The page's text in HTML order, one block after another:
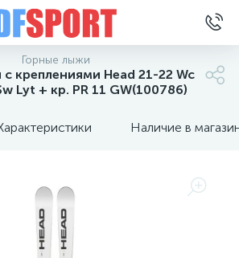
Горные лыжи
креплениями Head 21-22 Wc
Lyt + кр. PR 11 GW(100786)
Наличие в